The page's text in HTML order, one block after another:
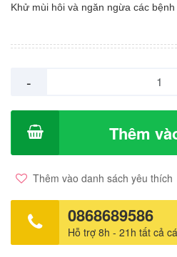
Khử mùi hôi và ngăn ngừa các bệnh
kín, lấy 2-3 ml dung dịch vào lòng
sinh sau quan hệ có thể nhiều lần
cho cả nam và nữ. Phụ nữ sau
-
Thêm
Thêm vào danh sách yêu thích
0868689586
Hỗ trợ 8h - 21h tất cả